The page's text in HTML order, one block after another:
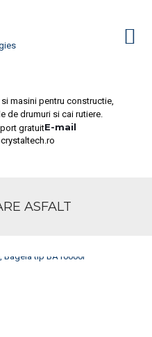
masini pentru constructie,
de drumuri si cai rutiere.
E-mail
ASFALT